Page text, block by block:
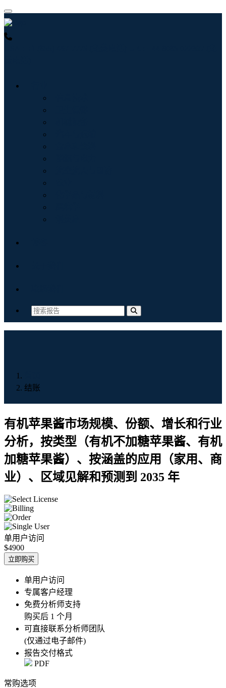
结账
有机苹果酱市场规模、份额、增长和行业
分析，按类型（有机不加糖苹果酱、有机
加糖苹果酱）、按涵盖的应用（家用、商
业）、区域见解和预测到 2035 年
单用户访问
$4900
立即购买
单用户访问
专属客户经理
免费分析师支持
购买后 1 个月
可直接联系分析师团队
(仅通过电子邮件)
报告交付格式
PDF
常购选项